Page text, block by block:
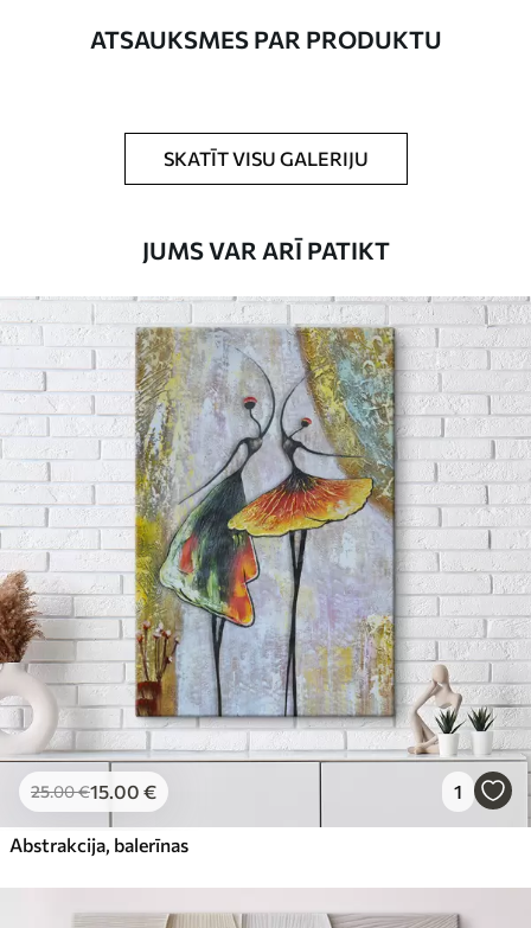
Jūs varat pievienot lakas pārklājumu.
No20.00€
Premium
No .00
Eco-Premium
No31.00€
ATSAUKSMES PAR PRODUKTU
SKATĪT VISU GALERIJU
JUMS VAR ARĪ PATIKT
25.00€15.00 € 1
Abstrakcija, balerīnas